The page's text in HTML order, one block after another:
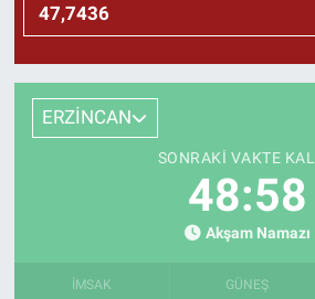
ERZİNCAN
SONRAKI VAKTE
48:57
Akşam Namazı
İMSAK GÜNEŞ